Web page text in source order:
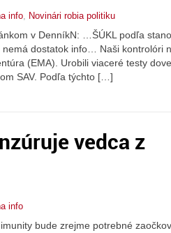
info Novinári robia politiku
v DenníkN: …ŠÚKL podľa
dostatok info… Naši kontrolóri
(EMA). Urobili viaceré testy
SAV. Podľa týchto […]
vedca z
info
bude zrejme potrebné